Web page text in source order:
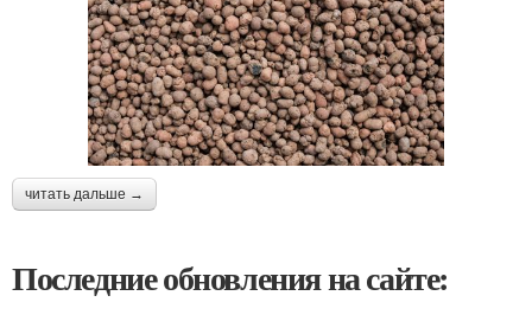
читать дальше →
Последние обновления на сайте: